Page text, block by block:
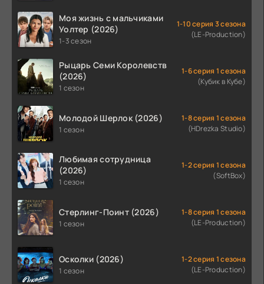
Моя жизнь с мальчиками
Уолтер (2026)
1-3 сезон
1-10 серия 3 сезона
(LE-Production)
Рыцарь Семи Королевств
(2026)
1 сезон
1-6 серия 1 сезона
(Кубик в Кубе)
Молодой Шерлок (2026)
1 сезон
1-8 серия 1 сезона
(HDrezka Studio)
Любимая сотрудница
(2026)
1 сезон
1-2 серия 1 сезона
(SoftBox)
Стерлинг-Поинт (2026)
1 сезон
1-8 серия 1 сезона
(LE-Production)
Осколки (2026)
1 сезон
1-2 серия 1 сезона
(LE-Production)